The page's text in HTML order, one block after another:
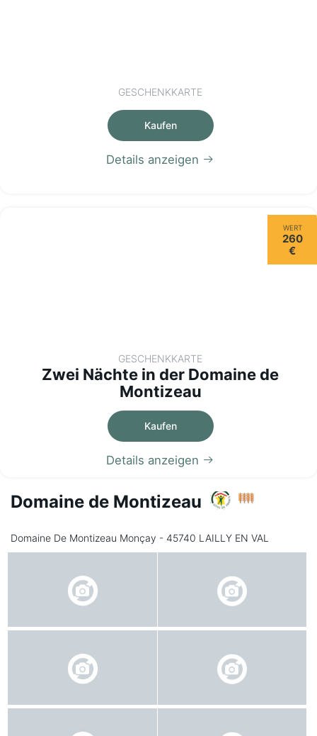
GESCHENKKARTE
Kaufen
Details anzeigen
WERT
260
€
GESCHENKKARTE
Zwei Nächte in der Domaine de
Montizeau
Kaufen
Details anzeigen
Domaine de Montizeau
Domaine De Montizeau Monçay - 45740 LAILLY EN VAL